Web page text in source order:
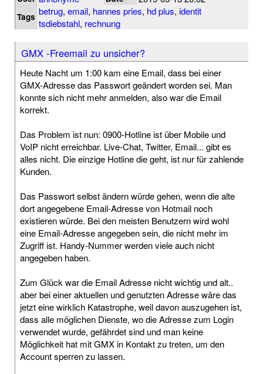
Tags betrug, email, hannes pries, hd plus, identit
tsdiebstahl, rechnung
GMX -Freemail zu unsicher?
Heute Nacht um 1:00 kam eine Email, dass bei einer
GMX-Adresse das Passwort geändert worden sei. Man
konnte sich nicht mehr anmelden, also war die Email
korrekt.
Das Problem ist nun: 0900-Hotline ist über Mobile und
VoIP nicht erreichbar. Live-Chat, Twitter, Email... gibt es
alles nicht. Die einzige Hotline die geht, ist nur für zahlende
Kunden.
Das Passwort selbst ändern würde gehen, wenn die alte
dort angegebene Email-Adresse von Hotmail noch
existieren würde. Bei den meisten Benutzern wird wohl
eine Email-Adresse angegeben sein, die nicht mehr im
Zugriff ist. Handy-Nummer werden viele auch nicht
angegeben haben.
Zum Glück war die Email Adresse nicht wichtig und alt..
aber bei einer aktuellen und genutzten Adresse wäre das
jetzt eine wirklich Katastrophe, weil davon auszugehen ist,
dass alle möglichen Dienste, wo die Adresse zum Login
verwendet wurde, gefährdet sind und man keine
Möglichkeit hat mit GMX in Kontakt zu treten, um den
Account sperren zu lassen.